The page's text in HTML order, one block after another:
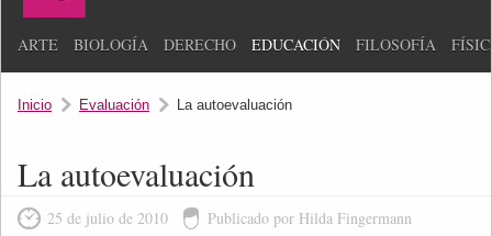
ARTE BIOLOGÍA DERECHO EDUCACIÓN FILOSOFÍA
Inicio Evaluación La autoevaluación
La autoevaluación
25 de julio de 2010 Publicado por Hilda Fingermann